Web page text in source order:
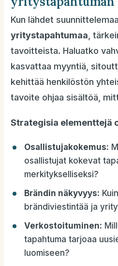
Kun lähdet
yritystapahtumaa ,
tavoitteista. Haluatko
kasvattaa myyntiä,
kehittää henkilöstön
tavoite ohjaa sisältöä,
Strategisia elementtejä
Osallistujakokemus:
osallistujat kokevat
merkitykselliseksi?
Brändin näkyvyys:
brändiviestintää ja
Verkostoituminen:
tapahtuma tarjoaa
luomiseen?